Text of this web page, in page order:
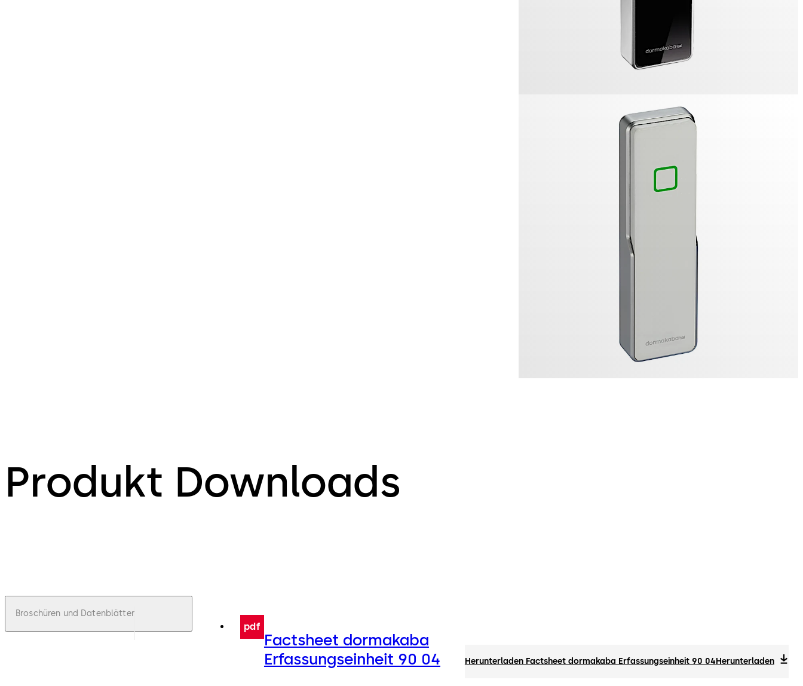
Produkt Downloads
Broschüren und Datenblätter
pdf
Factsheet dormakaba
Erfassungseinheit 90 04
Herunterladen Factsheet dormakaba Erfassungseinheit 90 04Herunterladen